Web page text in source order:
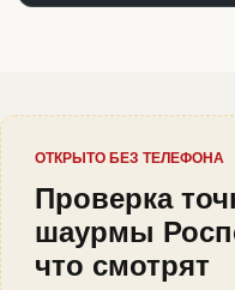
ОТКРЫТО БЕЗ ТЕЛЕФОНА
Проверка
шаурмы
что смотрят